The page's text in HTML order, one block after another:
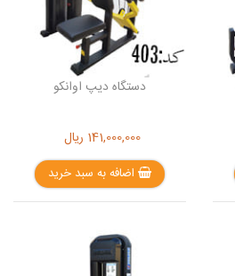
دستگاه دیپ اوانکو
141,000,000 ریال
اضافه به سبد خرید